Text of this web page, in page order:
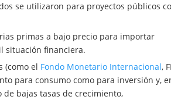
se utilizaron para proyectos públicos
primas a bajo precio para importar
situación financiera.
(como el Fondo Monetario Internacional,
para consumo como para inversión y,
bajas tasas de crecimiento,